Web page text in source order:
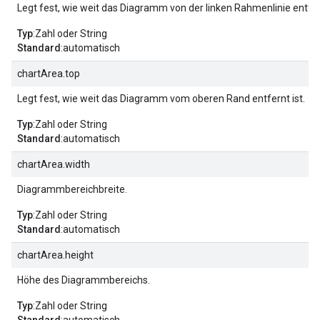
Legt fest, wie weit das Diagramm von der linken Rahmenlinie
Typ:Zahl oder String
Standard:automatisch
chartArea.top
Legt fest, wie weit das Diagramm vom oberen Rand entfernt ist.
Typ:Zahl oder String
Standard:automatisch
chartArea.width
Diagrammbereichbreite.
Typ:Zahl oder String
Standard:automatisch
chartArea.height
Höhe des Diagrammbereichs.
Typ:Zahl oder String